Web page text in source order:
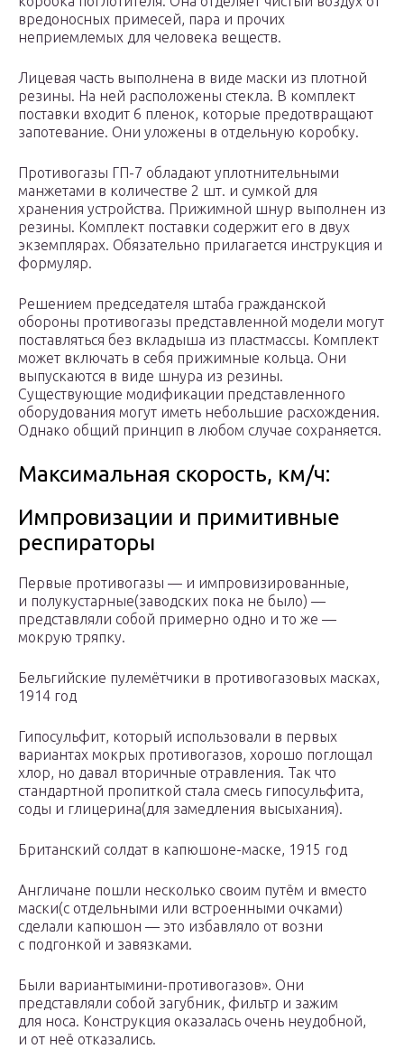
вредоносных примесей, пара и прочих
неприемлемых для человека веществ.
Лицевая часть выполнена в виде маски из плотной
резины. На ней расположены стекла. В комплект
поставки входит 6 пленок, которые предотвращают
запотевание. Они уложены в отдельную коробку.
Противогазы ГП-7 обладают уплотнительными
манжетами в количестве 2 шт. и сумкой для
хранения устройства. Прижимной шнур выполнен из
резины. Комплект поставки содержит его в двух
экземплярах. Обязательно прилагается инструкция и
формуляр.
Решением председателя штаба гражданской
обороны противогазы представленной модели могут
поставляться без вкладыша из пластмассы. Комплект
может включать в себя прижимные кольца. Они
выпускаются в виде шнура из резины.
Существующие модификации представленного
оборудования могут иметь небольшие расхождения.
Однако общий принцип в любом случае сохраняется.
Максимальная скорость, км/ч:
Импровизации и примитивные
респираторы
Первые противогазы — и импровизированные,
и полукустарные(заводских пока не было) —
представляли собой примерно одно и то же —
мокрую тряпку.
Бельгийские пулемётчики в противогазовых масках,
1914 год
Гипосульфит, который использовали в первых
вариантах мокрых противогазов, хорошо поглощал
хлор, но давал вторичные отравления. Так что
стандартной пропиткой стала смесь гипосульфита,
соды и глицерина(для замедления высыхания).
Британский солдат в капюшоне-маске, 1915 год
Англичане пошли несколько своим путём и вместо
маски(с отдельными или встроенными очками)
сделали капюшон — это избавляло от возни
с подгонкой и завязками.
Были вариантымини-противогазов». Они
представляли собой загубник, фильтр и зажим
для носа. Конструкция оказалась очень неудобной,
и от неё отказались.